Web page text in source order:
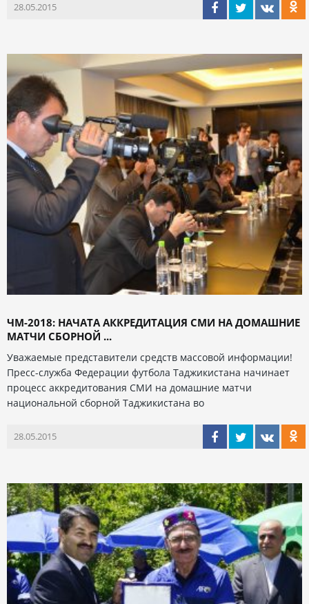
28.05.2015
ЧМ-2018: НАЧАТА АККРЕДИТАЦИЯ СМИ НА ДОМАШНИЕ
МАТЧИ СБОРНОЙ ...
Уважаемые представители средств массовой информации!
Пресс-служба Федерации футбола Таджикистана начинает
процесс аккредитования СМИ на домашние матчи
национальной сборной Таджикистана во
28.05.2015